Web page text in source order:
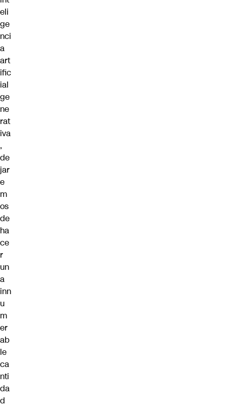
eli
ge
nci
a
art
ific
ial
ge
ne
rat
iva
,
de
jar
e
m
os
de
ha
ce
r
un
a
inn
u
m
er
ab
le
ca
nti
da
d